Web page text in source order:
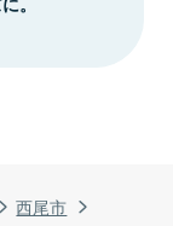
西尾市